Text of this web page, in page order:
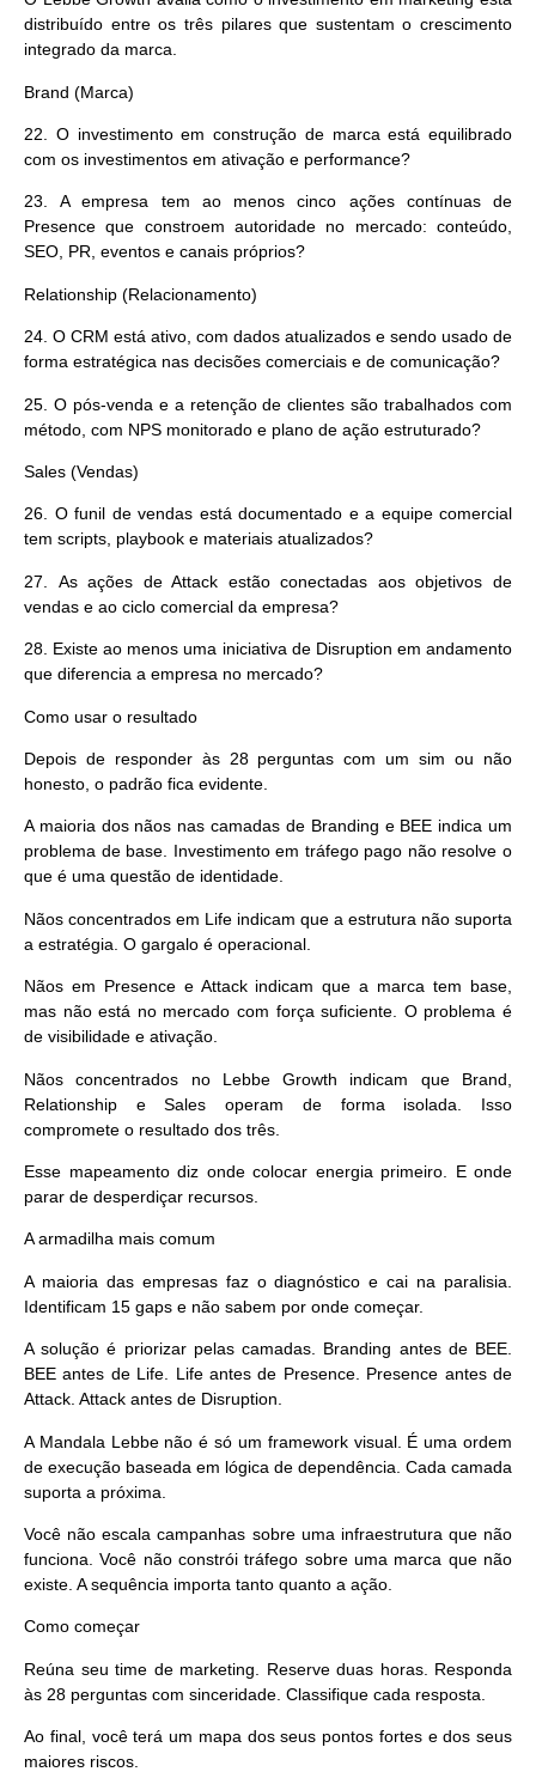
distribuído entre os três pilares que sustentam o crescimento
integrado da marca.
Brand (Marca)
22. O investimento em construção de marca está equilibrado
com os investimentos em ativação e performance?
23.A empresa tem ao menos cinco ações contínuas de
Presence que constroem autoridade no mercado: conteúdo,
SEO, PR, eventos e canais próprios?
Relationship (Relacionamento)
24. O CRM está ativo, com dados atualizados e sendo usado de
forma estratégica nas decisões comerciais e de comunicação?
25. O pós-venda e a retenção de clientes são trabalhados com
método, com NPS monitorado e plano de ação estruturado?
Sales (Vendas)
26. O funil de vendas está documentado e a equipe comercial
tem scripts, playbook e materiais atualizados?
27. As ações de Attack estão conectadas aos objetivos de
vendas e ao ciclo comercial da empresa?
28. Existe ao menos uma iniciativa de Disruption em andamento
que diferencia a empresa no mercado?
Como usar o resultado
Depois de responder às 28 perguntas com um sim ou não
honesto, o padrão fica evidente.
A maioria dos nãos nas camadas de Branding e BEE indica um
problema de base. Investimento em tráfego pago não resolve o
que é uma questão de identidade.
Nãos concentrados em Life indicam que a estrutura não suporta
a estratégia. O gargalo é operacional.
Nãos em Presence e Attack indicam quea marca tem base,
mas não está no mercado com força suficiente.
O problema é
de visibilidade e ativação.
Nãos concentrados no Lebbe Growth indicam que Brand,
Relationship e Sales operam de forma isolada.
Isso
compromete o resultado dos três.
Esse mapeamento diz onde colocar energia primeiro. E onde
parar de desperdiçar recursos.
A armadilha mais comum
A maioria das empresas faz o diagnóstico e cai na paralisia.
Identificam 15 gaps e não sabem por onde começar.
A solução é priorizar pelas camadas. Branding antes de BEE.
BEE antes de Life. Life antes de Presence. Presence antes de
Attack. Attack antes de Disruption.
A Mandala Lebbe não é só um framework visual. É uma ordem
de execução baseada em lógica de dependência. Cada camada
suporta a próxima.
Você não escala campanhas sobre uma infraestrutura que não
funciona. Você não constrói tráfego sobre uma marca que não
existe. A sequência importa tanto quanto a ação.
Como começar
Reúna seu time de marketing. Reserve duas horas. Responda
às 28 perguntas com sinceridade. Classifique cada resposta.
Ao final, você terá um mapa dos seus pontos fortes e dos seus
maiores riscos.